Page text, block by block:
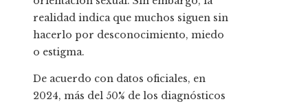
realidad indica que muchos siguen sin
hacerlo por desconocimiento, miedo
o estigma.
De acuerdo con datos oficiales, en
2024, más del 50% de los diagnósticos